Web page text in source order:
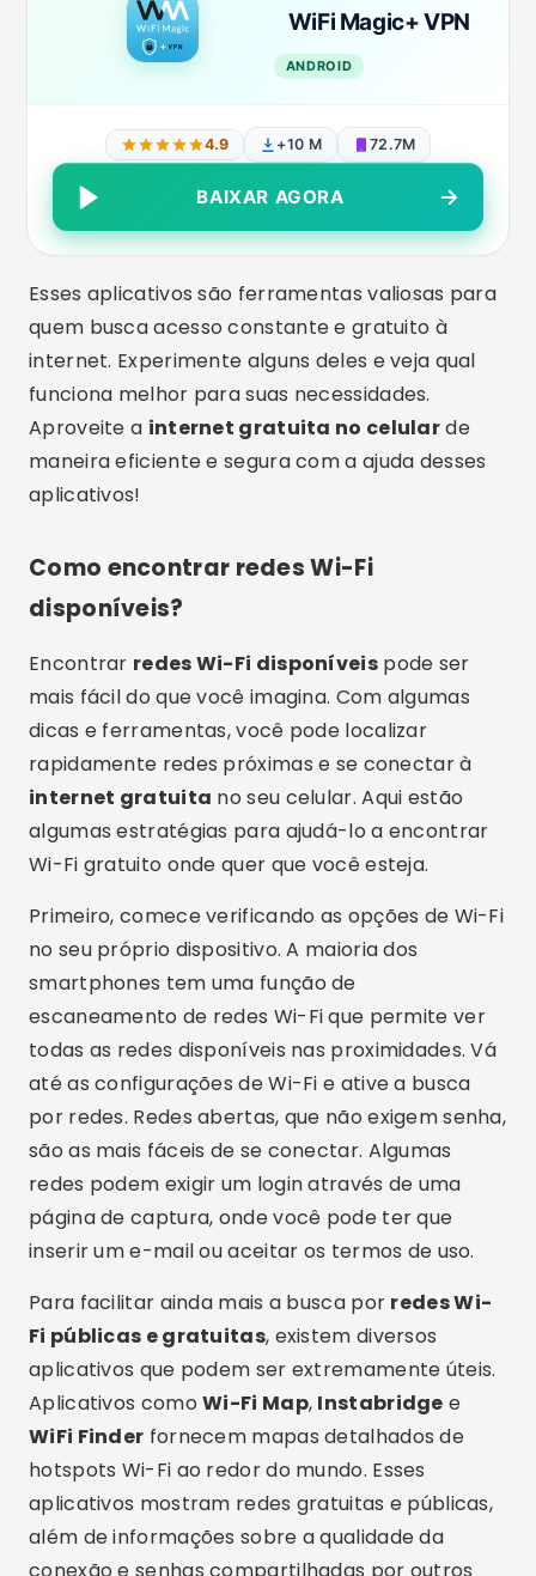
quem busca acesso constante e gratuito à
internet. Experimente alguns deles e veja qual
Aproveite ainternet gratuita no celular
maneira eficiente e segura com a ajuda desses
aplicativos!
disponíveis?
Encontrarredes Wi-Fi disponíveispode ser
mais fácil do que você imagina. Com algumas
dicas e ferramentas, você pode localizar
rapidamente redes próximas e se conectar à
internet gratuita
Wi-Fi gratuito onde quer que você esteja.
Primeiro, comece verificando as opções de Wi-Fi
no seu próprio dispositivo. A maioria dos
smartphones tem uma função de
escaneamento de redes Wi-Fi que permite ver
todas as redes disponíveis nas proximidades. Vá
até as configurações de Wi-Fi e ative a busca
por redes. Redes abertas, que não exigem senha,
são as mais fáceis de se conectar. Algumas
redes podem exigir um login através de uma
página de captura, onde você pode ter que
inserir um e-mail ou aceitar os termos de uso.
Para facilitar ainda mais a busca por
redes Wi-
Fi públicas e gratuitas
, existem diversos
aplicativos que podem ser extremamente úteis.
Aplicativos como Wi-Fi Map Instabridge
WiFi Finder
fornecem mapas detalhados de
hotspots Wi-Fi ao redor do mundo. Esses
aplicativos mostram redes gratuitas e públicas,
além de informações sobre a qualidade da
usuários. Com eles, você pode planejar sua rota
e encontrar pontos de acesso Wi-Fi antes
mesmo de sair de casa.
Outra dica valiosa é procurar por redes Wi-Fi em
locais conhecidos por oferecer acesso gratuito.
Cafés, restaurantes, bibliotecas, shoppings e
aeroportos são alguns dos lugares mais comuns
que disponibilizam Wi-Fi gratuito para seus